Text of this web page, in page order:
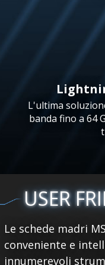
L'ultima
banda fino a 64
USER
Le schede madri
conveniente e
innumerevoli